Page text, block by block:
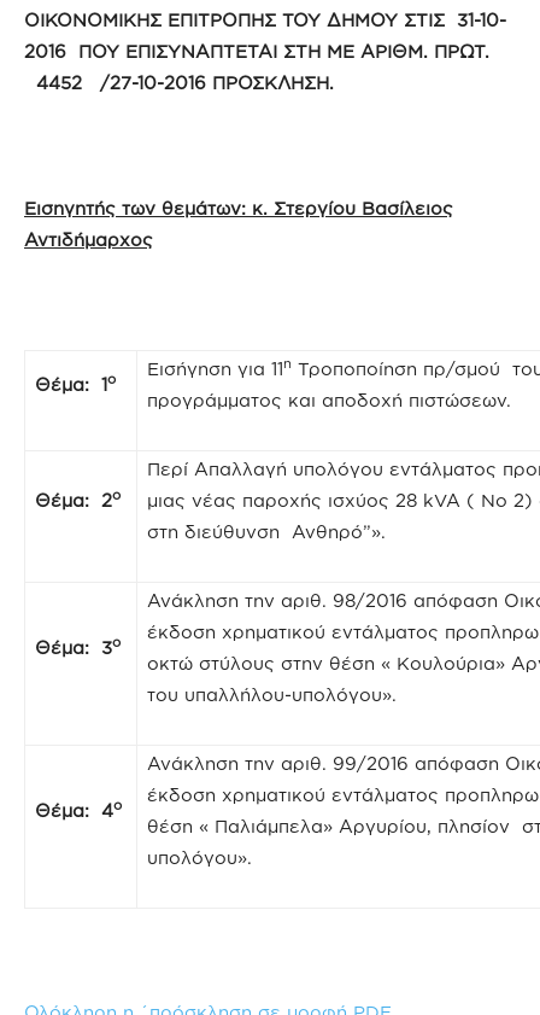
ΟΙΚΟΝΟΜΙΚΗΣ ΕΠΙΤΡΟΠΗΣ ΤΟΥ ΔΗΜΟΥ ΣΤΙΣ 31-10-
2016 ΠΟΥ ΕΠΙΣΥΝΑΠΤΕΤΑΙ ΣΤΗ ΜΕ ΑΡΙΘΜ. ΠΡΩΤ.
4452 /27-10-2016 ΠΡΟΣΚΛΗΣΗ.
Εισηγητής των θεμάτων: κ. Στεργίου Βασίλειος
Αντιδήμαρχος
Θέμα: 1ο
Εισήγηση για 11η Τροποποίηση πρ/σμού
προγράμματος και αποδοχή πιστώσεων.
Θέμα: 2ο
Περί Απαλλαγή υπολόγου εντάλματος
μιας νέας παροχής ισχύος 28 kVA ( Νο
στη διεύθυνση Ανθηρό”».
Θέμα: 3ο
Ανάκληση την αριθ. 98/2016 απόφαση
έκδοση χρηματικού εντάλματος
οκτώ στύλους στην θέση « Κουλούρια»
του υπαλλήλου-υπολόγου».
Θέμα: 4ο
Ανάκληση την αριθ. 99/2016 απόφαση
έκδοση χρηματικού εντάλματος
θέση « Παλιάμπελα» Αργυρίου, πλησίον
υπολόγου».